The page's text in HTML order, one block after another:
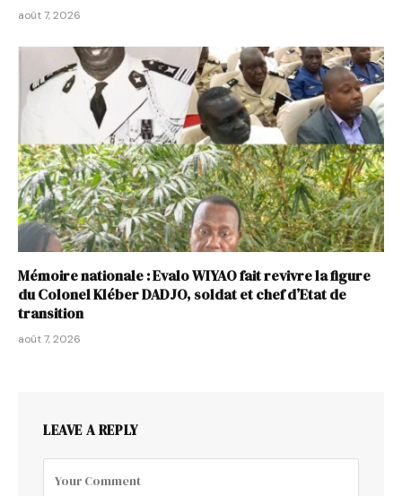
août 7, 2026
Mémoire nationale : Evalo WIYAO fait revivre la figure
du Colonel Kléber DADJO, soldat et chef d’Etat de
transition
août 7, 2026
LEAVE A REPLY